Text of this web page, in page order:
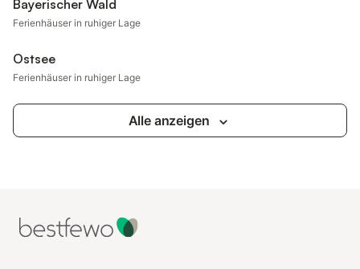
Bayerischer Wald
Ferienhäuser in ruhiger Lage
Ostsee
Ferienhäuser in ruhiger Lage
Alle anzeigen